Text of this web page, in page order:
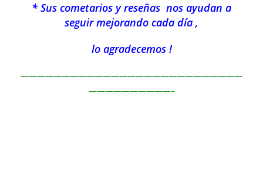
* Sus cometarios y reseñas nos ayudan a
seguir mejorando cada día ,
lo agradecemos !
———————————————————————————
——————————–